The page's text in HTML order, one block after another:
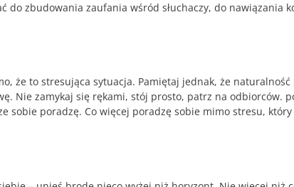
do zbudowania zaufania wśród słuchaczy, do
że to stresująca sytuacja. Pamiętaj jednak, że
Nie zamykaj się rękami, stój prosto, patrz na odbiorców.
sobie poradzę. Co więcej poradzę sobie mimo stresu,